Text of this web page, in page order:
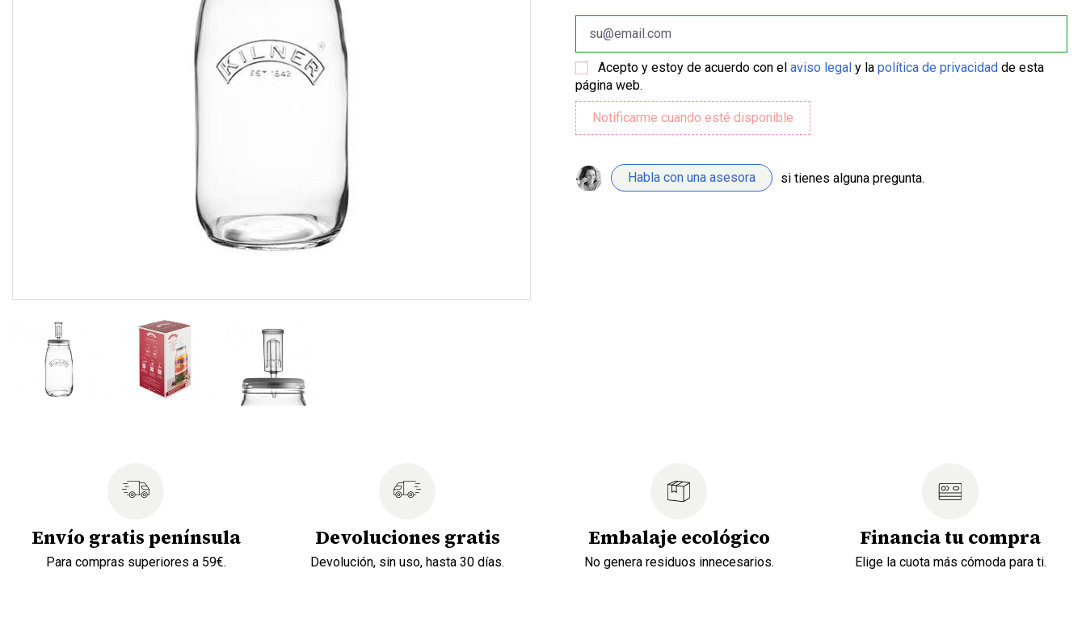
Acepto y estoy de acuerdo con elaviso legal y lapolítica de privacidad de esta
página web.
Habla con una asesora si tienes alguna pregunta.
Envío gratis península
Para compras superiores a 59€.
Devoluciones gratis
Devolución, sin uso, hasta 30 días.
Embalaje ecológico
No genera residuos innecesarios.
Financia tu compra
Elige la cuota más cómoda para ti.